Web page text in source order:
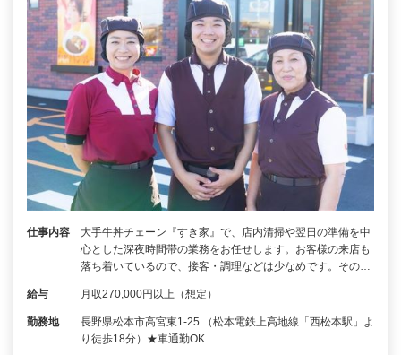
仕事内容
大手牛丼チェーン『すき家』で、店内清掃や翌日の準備を中
心とした深夜時間帯の業務をお任せします。お客様の来店も
落ち着いているので、接客・調理などは少なめです。その…
給与 月収270,000円以上（想定）
勤務地
長野県松本市高宮東1-25 （松本電鉄上高地線「西松本駅」よ
り徒歩18分）★車通勤OK